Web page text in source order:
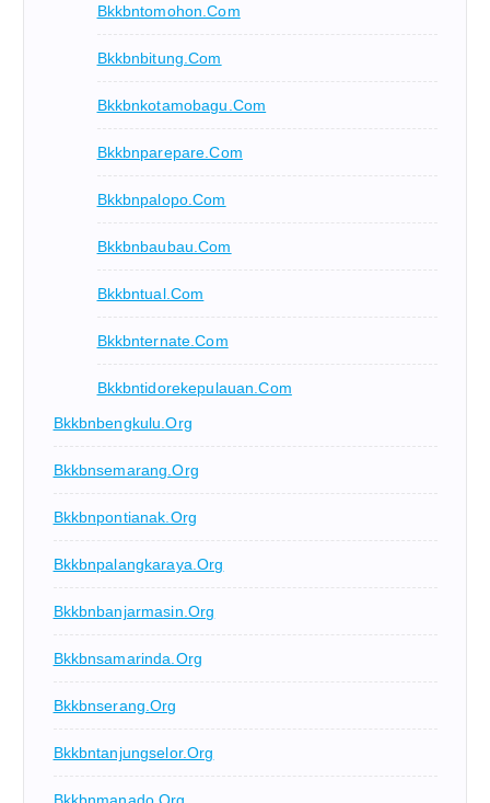
Bkkbntomohon.com
Bkkbnbitung.com
Bkkbnkotamobagu.com
Bkkbnparepare.com
Bkkbnpalopo.com
Bkkbnbaubau.com
Bkkbntual.com
Bkkbnternate.com
Bkkbntidorekepulauan.com
Bkkbnbengkulu.org
Bkkbnsemarang.org
Bkkbnpontianak.org
Bkkbnpalangkaraya.org
Bkkbnbanjarmasin.org
Bkkbnsamarinda.org
Bkkbnserang.org
Bkkbntanjungselor.org